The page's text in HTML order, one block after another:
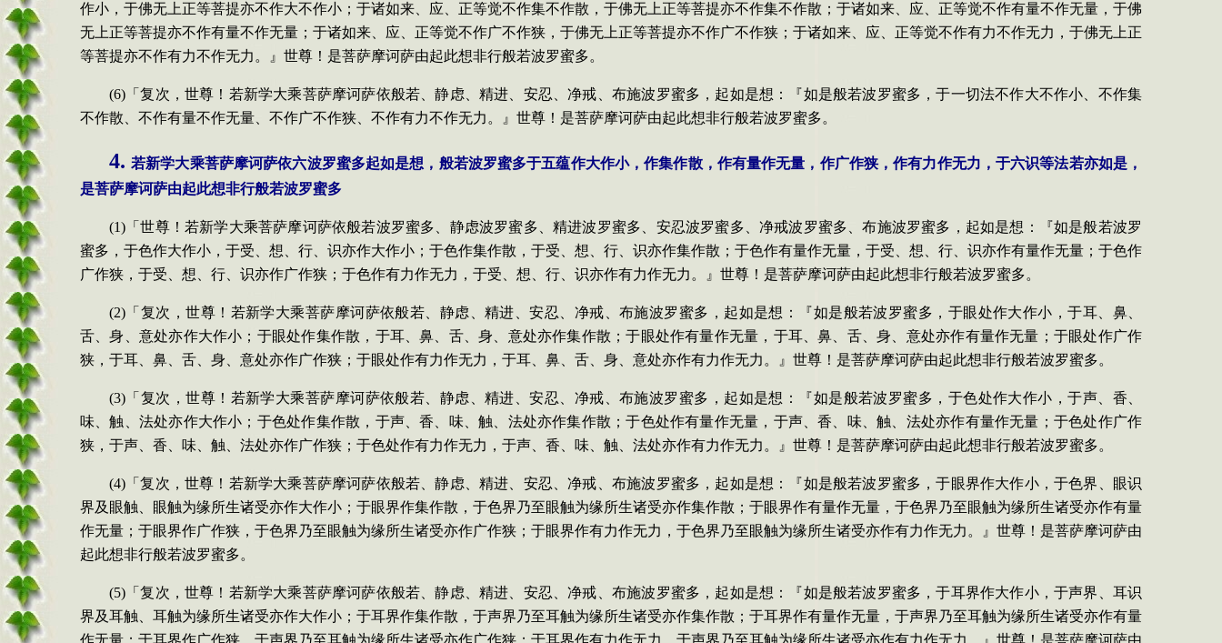
作小，于佛无上正等菩提亦不作大不作小；于诸如来、应、正等觉不作集不作散，于佛无上正等菩提亦不作集不作散；于诸如来、应、正等觉不作有量不作无量，于佛
无上正等菩提亦不作有量不作无量；于诸如来、应、正等觉不作广不作狭，于佛无上正等菩提亦不作广不作狭；于诸如来、应、正等觉不作有力不作无力，于佛无上正
等菩提亦不作有力不作无力。』世尊！是菩萨摩诃萨由起此想非行般若波罗蜜多。
(6)「复次，世尊！若新学大乘菩萨摩诃萨依般若、静虑、精进、安忍、净戒、布施波罗蜜多，起如是想：『如是般若波罗蜜多，于一切法不作大不作小、不作集
不作散、不作有量不作无量、不作广不作狭、不作有力不作无力。』世尊！是菩萨摩诃萨由起此想非行般若波罗蜜多。
4.若新学大乘菩萨摩诃萨依六波罗蜜多起如是想，般若波罗蜜多于五蕴作大作小，作集作散，作有量作无量，作广作狭，作有力作无力，于六识等法若亦如是，
是菩萨摩诃萨由起此想非行般若波罗蜜多
(1)「世尊！若新学大乘菩萨摩诃萨依般若波罗蜜多、静虑波罗蜜多、精进波罗蜜多、安忍波罗蜜多、净戒波罗蜜多、布施波罗蜜多，起如是想：『如是般若波罗
蜜多，于色作大作小，于受、想、行、识亦作大作小；于色作集作散，于受、想、行、识亦作集作散；于色作有量作无量，于受、想、行、识亦作有量作无量；于色作
广作狭，于受、想、行、识亦作广作狭；于色作有力作无力，于受、想、行、识亦作有力作无力。』世尊！是菩萨摩诃萨由起此想非行般若波罗蜜多。
(2)「复次，世尊！若新学大乘菩萨摩诃萨依般若、静虑、精进、安忍、净戒、布施波罗蜜多，起如是想：『如是般若波罗蜜多，于眼处作大作小，于耳、鼻、
舌、身、意处亦作大作小；于眼处作集作散，于耳、鼻、舌、身、意处亦作集作散；于眼处作有量作无量，于耳、鼻、舌、身、意处亦作有量作无量；于眼处作广作
狭，于耳、鼻、舌、身、意处亦作广作狭；于眼处作有力作无力，于耳、鼻、舌、身、意处亦作有力作无力。』世尊！是菩萨摩诃萨由起此想非行般若波罗蜜多。
(3)「复次，世尊！若新学大乘菩萨摩诃萨依般若、静虑、精进、安忍、净戒、布施波罗蜜多，起如是想：『如是般若波罗蜜多，于色处作大作小，于声、香、
味、触、法处亦作大作小；于色处作集作散，于声、香、味、触、法处亦作集作散；于色处作有量作无量，于声、香、味、触、法处亦作有量作无量；于色处作广作
狭，于声、香、味、触、法处亦作广作狭；于色处作有力作无力，于声、香、味、触、法处亦作有力作无力。』世尊！是菩萨摩诃萨由起此想非行般若波罗蜜多。
(4)「复次，世尊！若新学大乘菩萨摩诃萨依般若、静虑、精进、安忍、净戒、布施波罗蜜多，起如是想：『如是般若波罗蜜多，于眼界作大作小，于色界、眼识
界及眼触、眼触为缘所生诸受亦作大作小；于眼界作集作散，于色界乃至眼触为缘所生诸受亦作集作散；于眼界作有量作无量，于色界乃至眼触为缘所生诸受亦作有量
作无量；于眼界作广作狭，于色界乃至眼触为缘所生诸受亦作广作狭；于眼界作有力作无力，于色界乃至眼触为缘所生诸受亦作有力作无力。』世尊！是菩萨摩诃萨由
起此想非行般若波罗蜜多。
(5)「复次，世尊！若新学大乘菩萨摩诃萨依般若、静虑、精进、安忍、净戒、布施波罗蜜多，起如是想：『如是般若波罗蜜多，于耳界作大作小，于声界、耳识
界及耳触、耳触为缘所生诸受亦作大作小；于耳界作集作散，于声界乃至耳触为缘所生诸受亦作集作散；于耳界作有量作无量，于声界乃至耳触为缘所生诸受亦作有量
作无量；于耳界作广作狭，于声界乃至耳触为缘所生诸受亦作广作狭；于耳界作有力作无力，于声界乃至耳触为缘所生诸受亦作有力作无力。』世尊！是菩萨摩诃萨由